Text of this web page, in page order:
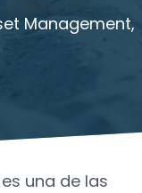
Management,
una de las